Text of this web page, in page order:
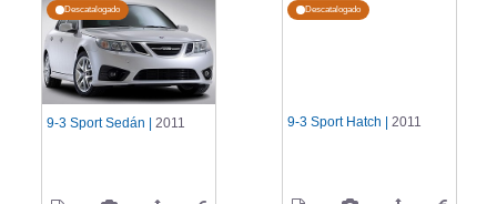
Descatalogado
9-3 Sport Sedán | 2011
Descatalogado
9-3 Sport Hatch | 2011